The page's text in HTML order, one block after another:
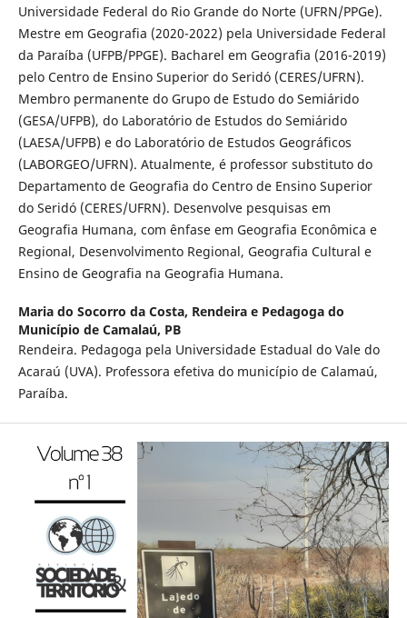
Universidade Federal do Rio Grande do Norte (UFRN/PPGe).
Mestre em Geografia (2020-2022) pela Universidade Federal
da Paraíba (UFPB/PPGE). Bacharel em Geografia (2016-2019)
pelo Centro de Ensino Superior do Seridó (CERES/UFRN).
Membro permanente do Grupo de Estudo do Semiárido
(GESA/UFPB), do Laboratório de Estudos do Semiárido
(LAESA/UFPB) e do Laboratório de Estudos Geográficos
(LABORGEO/UFRN). Atualmente, é professor substituto do
Departamento de Geografia do Centro de Ensino Superior
do Seridó (CERES/UFRN). Desenvolve pesquisas em
Geografia Humana, com ênfase em Geografia Econômica e
Regional, Desenvolvimento Regional, Geografia Cultural e
Ensino de Geografia na Geografia Humana.
Maria do Socorro da Costa, Rendeira e Pedagoga do
Município de Camalaú, PB
Rendeira. Pedagoga pela Universidade Estadual do Vale do
Acaraú (UVA). Professora efetiva do município de Calamaú,
Paraíba.